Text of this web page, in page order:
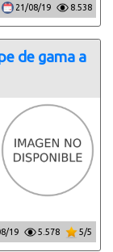
21/08/19 8.538
de gama a
19 5.578 5/5